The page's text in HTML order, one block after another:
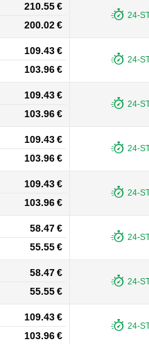
210.55 €
200.02 €
24-
109.43 €
103.96 €
24-
109.43 €
103.96 €
24-
109.43 €
103.96 €
24-
109.43 €
103.96 €
24-
58.47 €
55.55 €
24-
58.47 €
55.55 €
24-
109.43 €
103.96 €
24-